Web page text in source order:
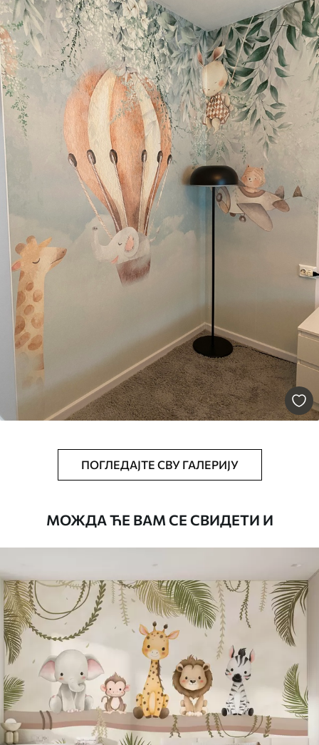
тапете.
Чишћење
Тапета се може нежно очистити меким
сунђером. Позадине са завршном
обрадом лакова могу се очистити
водом.
Начин примене Беспрекорна апликација
Доступни материјали
2683.45 RSD /m²
Премиум
5525 RSD/m²
Премиум
6333 /m²
Peel and Stick
.674900.00 RSD/m²
ПОГЛЕДАЈТЕ СВУ ГАЛЕРИЈУ
МОЖДА ЋЕ ВАМ СЕ СВИДЕТИ И